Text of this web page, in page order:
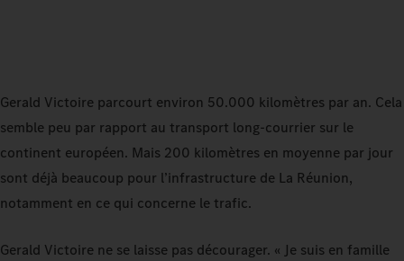
Gerald Victoire parcourt environ 50.000 kilomètres par an. Cela
semble peu par rapport au transport long-courrier sur le
continent européen. Mais 200 kilomètres en moyenne par jour
sont déjà beaucoup pour l’infrastructure de La Réunion,
notamment en ce qui concerne le trafic.
Gerald Victoire ne se laisse pas décourager. « Je suis en famille